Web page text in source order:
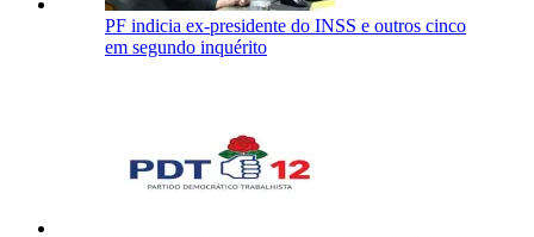
PF indicia ex-presidente do INSS e outros cinco
em segundo inquérito